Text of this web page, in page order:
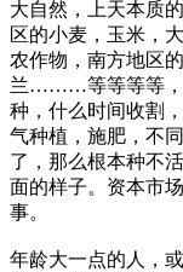
大自然，上天本质
区的小麦，玉米，
农作物，南方地区
兰………等等等等，
种，什么时间收割
气种植，施肥，不
了，那么根本种不
面的样子。资本市
事。
年龄大一点的人，